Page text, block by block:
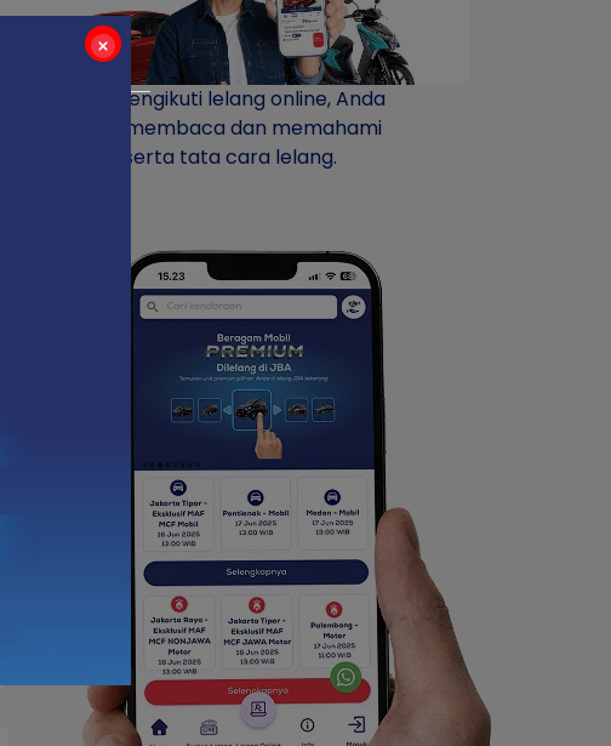
Sebelum mengikuti lelang online, Anda
diwajibkan membaca dan memahami
peraturan serta tata cara lelang.